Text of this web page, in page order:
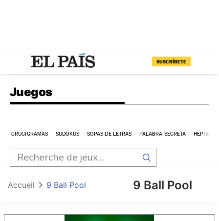
SUSCRÍBETE
Juegos
CRUCIGRAMAS SUDOKUS SOPAS DE LETRAS PALABRA SECRETA
9 Ball Pool
Accueil 9 Ball Pool